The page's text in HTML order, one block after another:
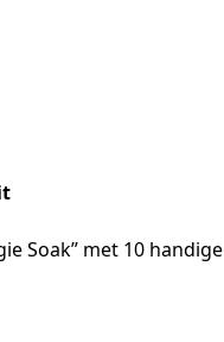
Soak” met 10 handige